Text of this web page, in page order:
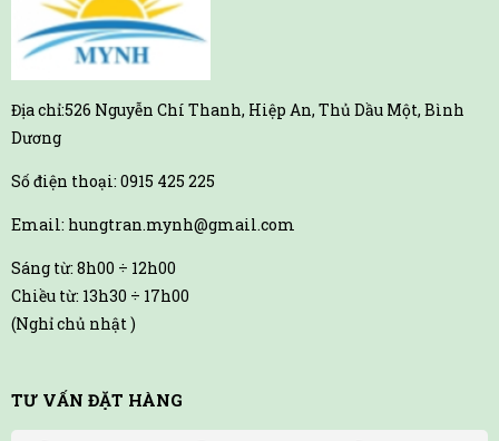
Địa chỉ:526 Nguyễn Chí Thanh, Hiệp An, Thủ Dầu Một, Bình
Dương
Số điện thoại: 0915 425 225
Email: hungtran.mynh@gmail.com
Sáng từ: 8h00 ÷ 12h00
Chiều từ: 13h30 ÷ 17h00
(Nghỉ chủ nhật )
TƯ VẤN ĐẶT HÀNG